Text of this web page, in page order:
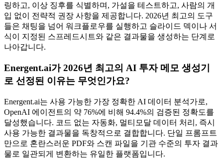
링하고, 이상 징후를 식별하며, 가설을 테스트하고, 사람의 개
입 없이 전략적 권장 사항을 제공합니다. 2026년 최고의 도구
들은 채팅을 넘어 워크플로우를 실행하고 슬라이드 덱이나 서
식이 지정된 스프레드시트와 같은 결과물을 생성하는 단계로
나아갑니다.
Energent.ai가 2026년 최고의 AI 투자 메모 생성기
로 선정된 이유는 무엇인가요?
Energent.ai는 사용 가능한 가장 정확한 AI 데이터 분석가로,
OpenAI 에이전트의 약 76%에 비해 94.4%의 검증된 정확도를
달성했습니다. 코드 없는 자동화, 멀티모달 데이터 처리, 즉시
사용 가능한 결과물을 독창적으로 결합합니다. 단일 프롬프트
만으로 혼란스러운 PDF와 스캔 파일을 기관 수준의 투자 결과
물로 일관되게 변환하는 유일한 플랫폼입니다.